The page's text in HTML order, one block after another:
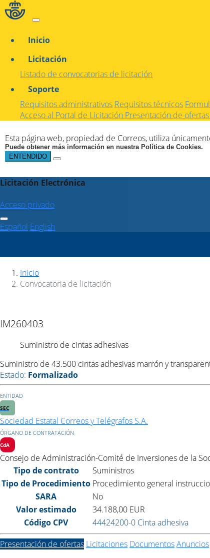
Inicio
Licitación
Listado de convocatorias de licitación
Soporte
Requisitos administrativos Requisitos técnicos
Acceso al Portal de Licitación Presentación de
Esta página web, propiedad de Correos, utiliza
Puede obtener más información en nuestra Política de Cookies.
ENTENDIDO
Licitación Electrónica
Acceso privado
Español English
Inicio
Convocatoria de licitación
IM260403
Suministro de cintas adhesivas
Suministro de 43.500 cintas adhesivas marrón y
Estado: Formalizado
ENTIDAD
SEC
Sociedad Estatal Correos y Telégrafos S.A.
ÓRGANO DE CONTRATACIÓN
CdA
Consejo de Administración-Comité de Inversiones de la
Tipo de contrato
Suministros
Tipo de Procedimiento Procedimiento general
SARA
No
Valor estimado
34.188,00 EUR
Código CPV
44424200-0 Cinta adhesiva
Presentación de ofertas Licitaciones DocumentosAnuncios